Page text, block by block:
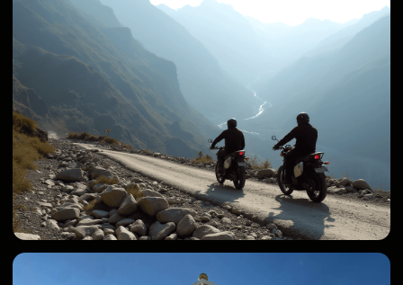
Внутри дворца находится позолоченная статуя
Будды, сохранились старые фрески,
изображающие сцены из жизни Будды и
ладакхских правителей, а с крыши открывается
захватывающий вид на Лех и долину Инда. Хотя
дворец уже не является резиденцией правителей,
он не утратил своего величия.